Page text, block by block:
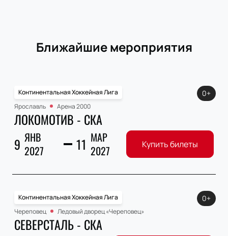
Ближайшие мероприятия
Континентальная Хоккейная Лига
Ярославль
Арена 2000
ЛОКОМОТИВ - СКА
9 ЯНВ
2027
11 МАР
2027
0+
Купить билеты
Континентальная Хоккейная Лига
Череповец
Ледовый дворец «Череповец»
СЕВЕРСТАЛЬ - СКА
0+